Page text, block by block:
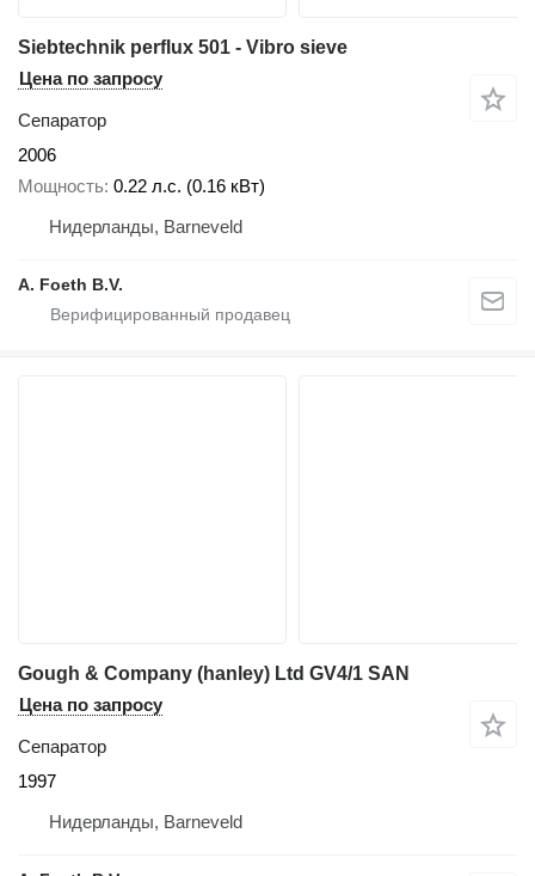
Siebtechnik perflux 501 - Vibro sieve
Цена по запросу
Сепаратор
2006
Мощность 0.22 л.с. (0.16 кВт)
Нидерланды, Barneveld
A. Foeth B.V.
Gough & Company (hanley) Ltd GV4/1 SAN
Цена по запросу
Сепаратор
1997
Нидерланды, Barneveld